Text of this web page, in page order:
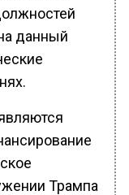
данный
Трампа